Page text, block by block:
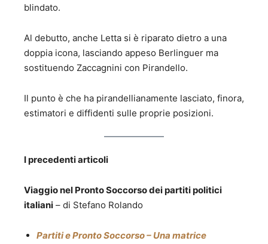
blindato.
Al debutto, anche Letta si è riparato dietro a una
doppia icona, lasciando appeso Berlinguer ma
sostituendo Zaccagnini con Pirandello.
Il punto è che ha pirandellianamente lasciato, finora,
estimatori e diffidenti sulle proprie posizioni.
I precedenti articoli
Viaggio nel Pronto Soccorso dei partiti politici
italiani – di Stefano Rolando
Partiti e Pronto Soccorso – Una matrice